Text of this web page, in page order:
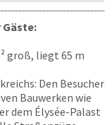
groß, liegt 65 m
Den Besucher
Bauwerken wie
dem Élysée-Palast